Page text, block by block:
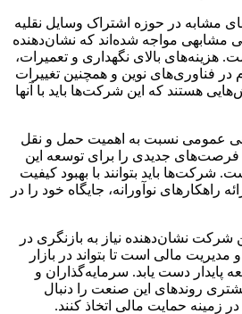
مشابه در حوزه اشتراک وسایل نقلیه
مشابهی مواجه شده‌اند که نشان‌دهنده
هزینه‌های بالای نگهداری و تعمیرات،
در فناوری‌های نوین و همچنین تغییرات
هستند که این شرکت‌ها باید با آنها
عمومی نسبت به اهمیت حمل و نقل
فرصت‌های جدیدی را برای توسعه این
شرکت‌ها باید بتوانند با بهبود کیفیت
راهکارهای نوآورانه، جایگاه خود را در
نشان‌دهنده نیاز به بازنگری در
مالی است تا بتواند در بازار
پایدار دست یابد. سرمایه‌گذاران و
روندهای این صنعت را دنبال
زمینه حمایت مالی اتخاذ کنند.